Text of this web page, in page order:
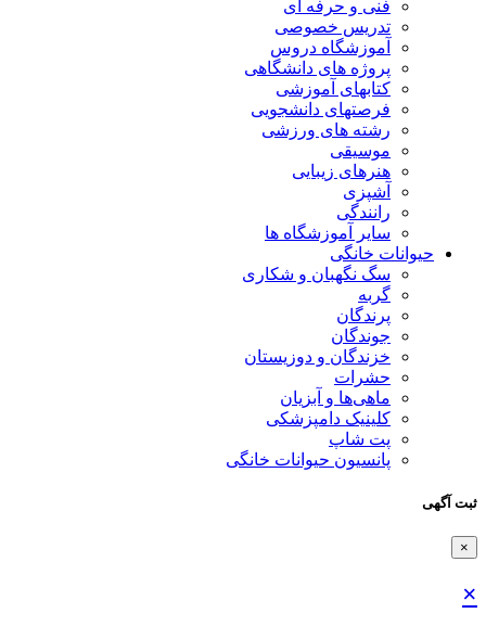
فنی و حرفه ای
تدریس خصوصی
آموزشگاه دروس
پروژه های دانشگاهی
کتابهای آموزشی
فرصتهای دانشجویی
رشته های ورزشی
موسیقی
هنرهای زیبایی
آشپزی
رانندگی
سایر آموزشگاه ها
حیوانات خانگی
سگ نگهبان و شکاری
گربه
پرندگان
جوندگان
خزندگان و دوزیستان
حشرات
ماهی‌ها و آبزیان
کلینیک دامپزشکی
پت شاپ
پانسیون حیوانات خانگی
ثبت آگهی
×
×